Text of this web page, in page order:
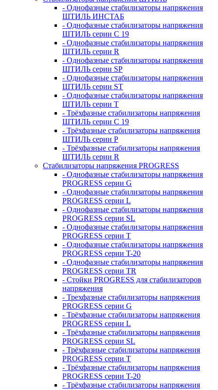
- Однофазные стабилизаторы напряжения
ШТИЛЬ ИНСТАБ
- Однофазные стабилизаторы напряжения
ШТИЛЬ серии C 19
- Однофазные стабилизаторы напряжения
ШТИЛЬ серии R
- Однофазные стабилизаторы напряжения
ШТИЛЬ серии SP
- Однофазные стабилизаторы напряжения
ШТИЛЬ серии ST
- Однофазные стабилизаторы напряжения
ШТИЛЬ серии T
- Трёхфазные стабилизаторы напряжения
ШТИЛЬ серии C 19
- Трёхфазные стабилизаторы напряжения
ШТИЛЬ серии P
- Трёхфазные стабилизаторы напряжения
ШТИЛЬ серии R
Стабилизаторы напряжения PROGRESS
- Однофазные стабилизаторы напряжения
PROGRESS серии G
- Однофазные стабилизаторы напряжения
PROGRESS серии L
- Однофазные стабилизаторы напряжения
PROGRESS серии SL
- Однофазные стабилизаторы напряжения
PROGRESS серии T
- Однофазные стабилизаторы напряжения
PROGRESS серии T-20
- Однофазные стабилизаторы напряжения
PROGRESS серии TR
- Стойки PROGRESS для стабилизаторов
напряжения
- Трехфазные стабилизаторы напряжения
PROGRESS серии G
- Трёхфазные стабилизаторы напряжения
PROGRESS серии L
- Трёхфазные стабилизаторы напряжения
PROGRESS серии SL
- Трёхфазные стабилизаторы напряжения
PROGRESS серии T
- Трёхфазные стабилизаторы напряжения
PROGRESS серии T-20
- Трёхфазные стабилизаторы напряжения